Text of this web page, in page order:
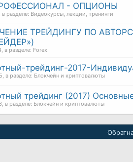
- ОПЦИОНЫ
, в разделе: Видеокурсы, лекции, тренинги
ТРЕЙДИНГУ ПО
, в разделе: Forex
трейдинг-2017-
, в разделе: Блокчейн и криптовалюты
трейдинг (2017)
, в разделе: Блокчейн и криптовалюты